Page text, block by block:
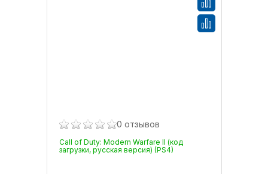
0 отзывов
Call of Duty: Modern Warfare II (код
загрузки, русская версия) (PS4)